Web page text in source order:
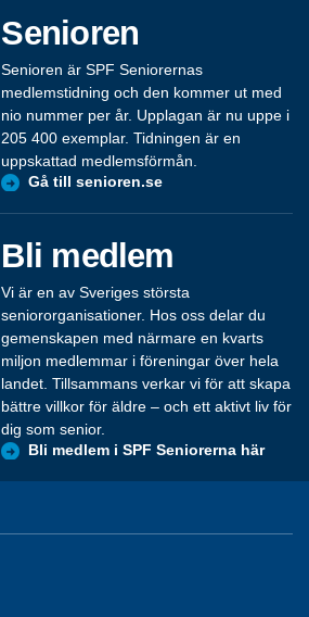
Senioren
Senioren är SPF Seniorernas
medlemstidning och den kommer ut med
nio nummer per år. Upplagan är nu uppe i
205 400 exemplar. Tidningen är en
uppskattad medlemsförmån.
Gå till senioren.se
Bli medlem
Vi är en av Sveriges största
seniororganisationer. Hos oss delar du
gemenskapen med närmare en kvarts
miljon medlemmar i föreningar över hela
landet. Tillsammans verkar vi för att skapa
bättre villkor för äldre – och ett aktivt liv för
dig som senior.
Bli medlem i SPF Seniorerna här